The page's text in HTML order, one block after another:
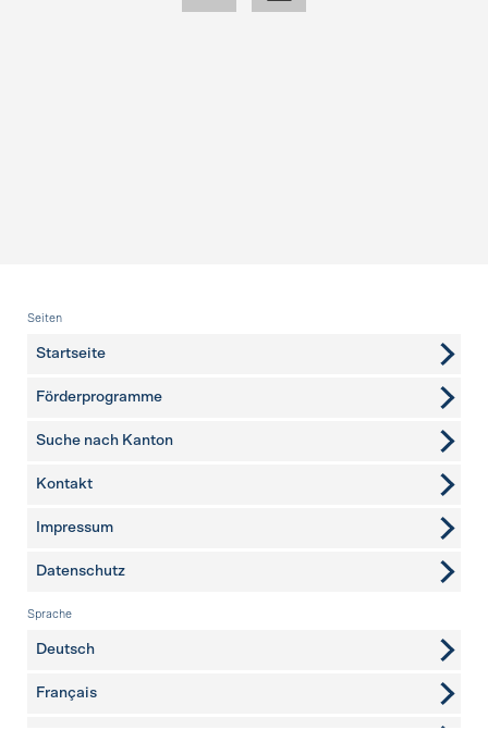
Fusszeile
Seiten
Startseite
Förderprogramme
Suche nach Kanton
weitere Seiten
Kontakt
Impressum
Datenschutz
Sprache
Deutsch
Français